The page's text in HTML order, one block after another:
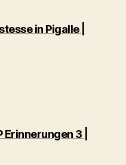
in Pigalle |
Erinnerungen 3 |